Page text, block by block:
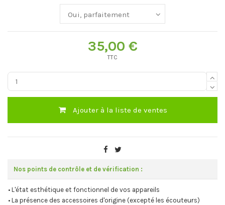
35,00 €
TTC
Ajouter à la liste de ventes
Nos points de contrôle et de vérification :
• L'état esthétique et fonctionnel de vos appareils
• La présence des accessoires d'origine (excepté les écouteurs)